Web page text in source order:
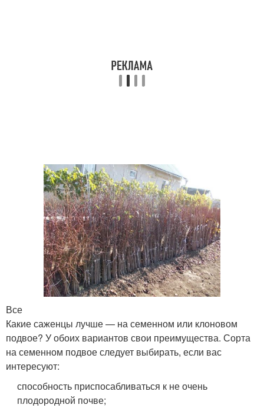
Все
Какие саженцы лучше — на семенном или клоновом
подвое? У обоих вариантов свои преимущества. Сорта
на семенном подвое следует выбирать, если вас
интересуют:
способность приспосабливаться к не очень
плодородной почве;